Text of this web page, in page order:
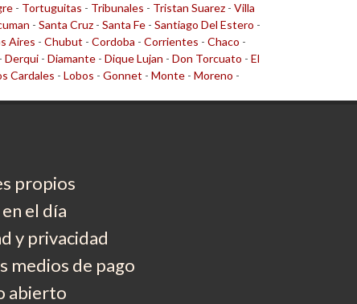
- Tortuguitas - Tribunales - Tristan Suarez - Villa
- Santa Cruz - Santa Fe - Santiago Del Estero -
Aires - Chubut - Cordoba - Corrientes - Chaco -
- Derqui - Diamante - Dique Lujan - Don Torcuato - El
Cardales - Lobos - Gonnet - Monte - Moreno -
propios
el día
y privacidad
medios de pago
abierto